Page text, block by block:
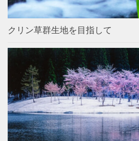
クリン草群生地を目指して